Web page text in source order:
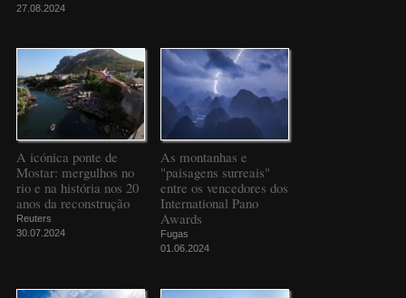
27.08.2024
A icónica ponte de
Mostar: mergulhos no
rio e na história nos 20
anos da reconstrução
Reuters
30.07.2024
As montanhas e
"paisagens surreais"
entre os vencedores dos
International Pano
Awards
Fugas
01.06.2024